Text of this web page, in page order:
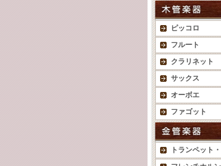
ピッコロ
フルート
クラリネット
サックス
オーボエ
ファゴット
トランペット